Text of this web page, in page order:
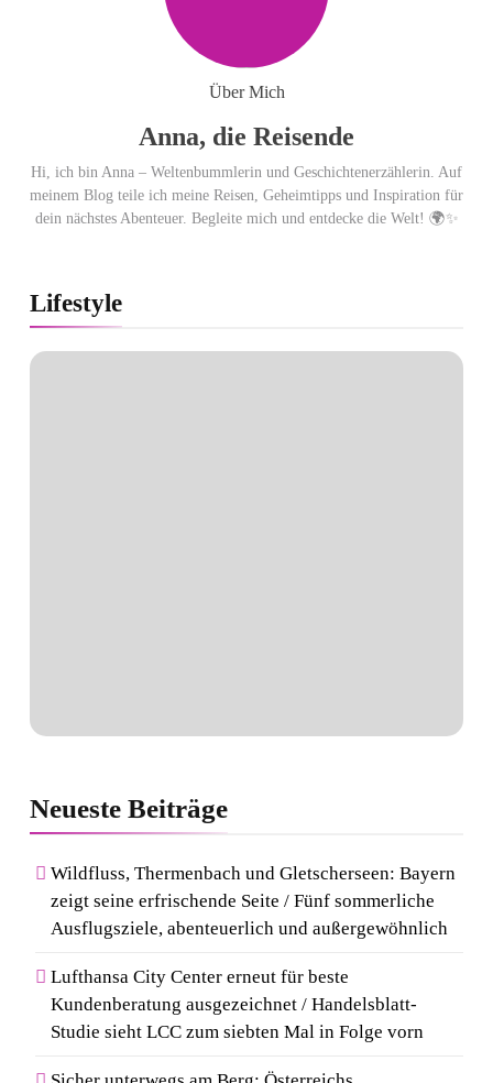
Best of the Best 2026 / NOMOS
Glashütte erzielt 94 von 100
Punkten.
Über Mich
Anna, die Reisende
Hi, ich bin Anna – Weltenbummlerin und Geschichtenerzählerin. Auf
meinem Blog teile ich meine Reisen, Geheimtipps und Inspiration für
dein nächstes Abenteuer. Begleite mich und entdecke die Welt! 🌍✨
Lifestyle
Neueste Beiträge
Wildfluss, Thermenbach und Gletscherseen: Bayern
zeigt seine erfrischende Seite / Fünf sommerliche
Ausflugsziele, abenteuerlich und außergewöhnlich
Lufthansa City Center erneut für beste
Kundenberatung ausgezeichnet / Handelsblatt-
Studie sieht LCC zum siebten Mal in Folge vorn